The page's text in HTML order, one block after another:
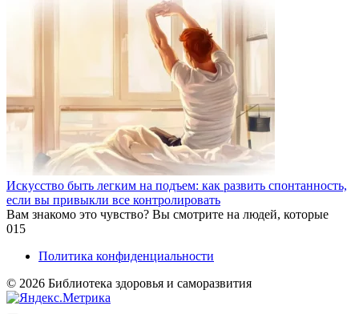
Искусство быть легким на подъем: как развить спонтанность,
если вы привыкли все контролировать
Вам знакомо это чувство? Вы смотрите на людей, которые
015
Политика конфиденциальности
© 2026 Библиотека здоровья и саморазвития